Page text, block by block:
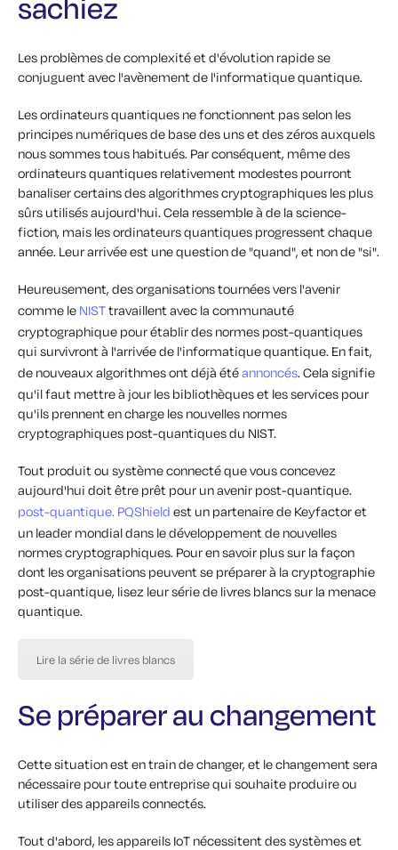
sachiez
Les problèmes de complexité et d'évolution rapide se
conjuguent avec l'avènement de l'informatique quantique.
Les ordinateurs quantiques ne fonctionnent pas selon les
principes numériques de base des uns et des zéros auxquels
nous sommes tous habitués. Par conséquent, même des
ordinateurs quantiques relativement modestes pourront
banaliser certains des algorithmes cryptographiques les plus
sûrs utilisés aujourd'hui. Cela ressemble à de la science-
fiction, mais les ordinateurs quantiques progressent chaque
année. Leur arrivée est une question de "quand", et non de "si".
Heureusement, des organisations tournées vers l'avenir
comme le NISTtravaillent avec la communauté
cryptographique pour établir des normes post-quantiques
qui survivront à l'arrivée de l'informatique quantique. En fait,
de nouveaux algorithmes ont déjà étéannoncés. Cela signifie
qu'il faut mettre à jour les bibliothèques et les services pour
qu'ils prennent en charge les nouvelles normes
cryptographiques post-quantiques du NIST.
Tout produit ou système connecté que vous concevez
aujourd'hui doit être prêt pour un avenir post-quantique.
post-quantique. PQShield est un partenaire de Keyfactor et
un leader mondial dans le développement de nouvelles
normes cryptographiques. Pour en savoir plus sur la façon
dont les organisations peuvent se préparer à la cryptographie
post-quantique, lisez leur série de livres blancs sur la menace
quantique.
Lire la série de livres blancs
Se préparer au changement
Cette situation est en train de changer, et le changement sera
nécessaire pour toute entreprise qui souhaite produire ou
utiliser des appareils connectés.
Tout d'abord, les appareils IoT nécessitent des systèmes et